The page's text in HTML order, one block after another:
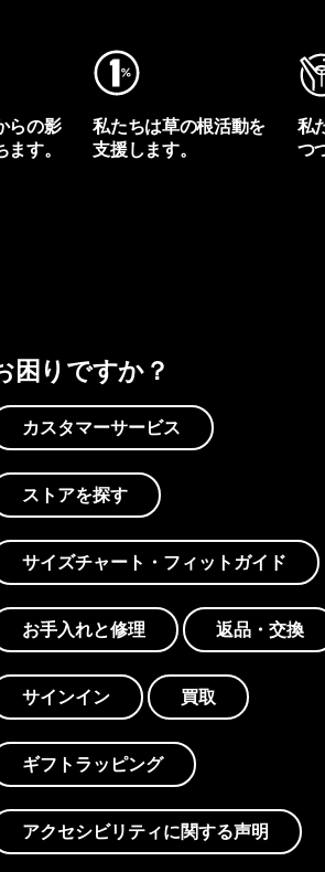
らの影
す。
私たちは草の根活動を
支援します。
私
つ
困りですか？
カスタマーサービス
ストアを探す
サイズチャート・フィットガイド
お手入れと修理 返品・交換
サインイン 買取
ギフトラッピング
アクセシビリティに関する声明